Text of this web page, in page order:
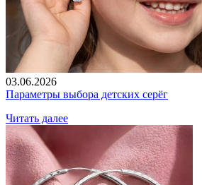
03.06.2026
Параметры выбора детских серёг
Читать далее